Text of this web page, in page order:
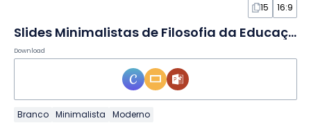
15 16:9
Slides Minimalistas de Filosofia da Educação de Rousseau
Download
Branco Minimalista Moderno